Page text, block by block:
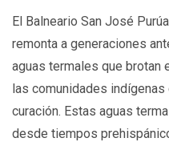
El Balneario San José
remonta a generaciones
aguas termales que brotan
las comunidades
curación. Estas aguas
desde tiempos